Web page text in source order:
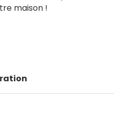
maison !